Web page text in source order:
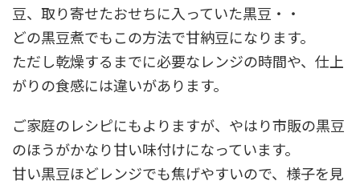
豆、取り寄せたおせちに入っていた黒豆・・
どの黒豆煮でもこの方法で甘納豆になります。
ただし乾燥するまでに必要なレンジの時間や、仕上
がりの食感には違いがあります。
ご家庭のレシピにもよりますが、やはり市販の黒豆
のほうがかなり甘い味付けになっています。
甘い黒豆ほどレンジでも焦げやすいので、様子を見